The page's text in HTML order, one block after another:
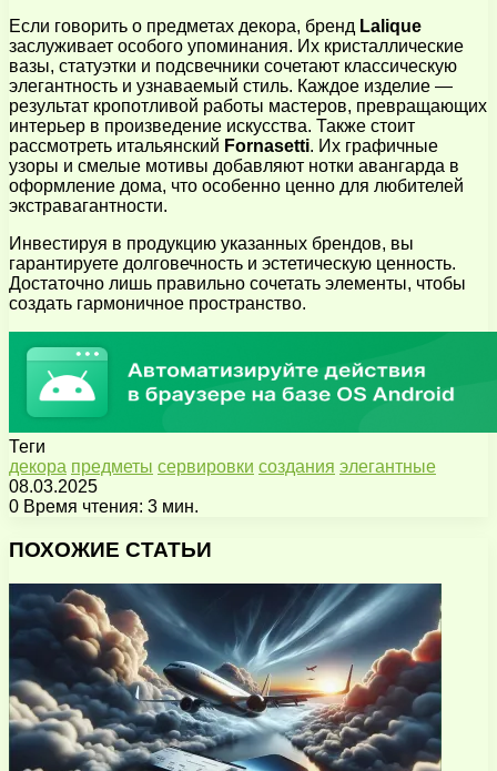
Если говорить о предметах декора, бренд Lalique
заслуживает особого упоминания. Их кристаллические
вазы, статуэтки и подсвечники сочетают классическую
элегантность и узнаваемый стиль. Каждое изделие —
результат кропотливой работы мастеров, превращающих
интерьер в произведение искусства. Также стоит
рассмотреть итальянский Fornasetti. Их графичные
узоры и смелые мотивы добавляют нотки авангарда в
оформление дома, что особенно ценно для любителей
экстравагантности.
Инвестируя в продукцию указанных брендов, вы
гарантируете долговечность и эстетическую ценность.
Достаточно лишь правильно сочетать элементы, чтобы
создать гармоничное пространство.
Теги
декора предметы сервировки создания элегантные
08.03.2025
0 Время чтения: 3 мин.
через
почту
ПОХОЖИЕ СТАТЬИ